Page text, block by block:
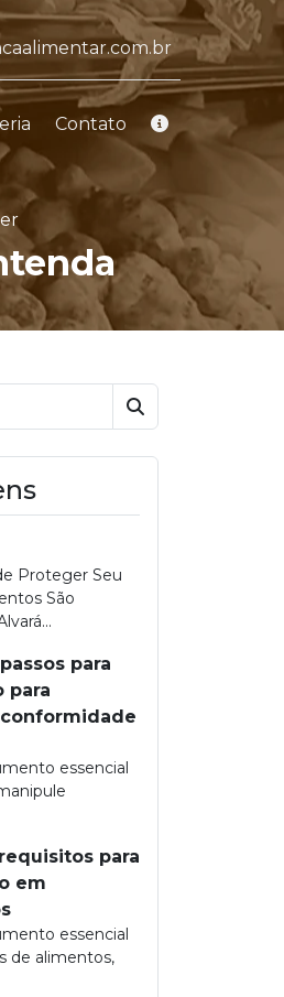
Contato
Buscar
Proteger Seu
São
para
para
essencial
para
em
essencial
de alimentos,